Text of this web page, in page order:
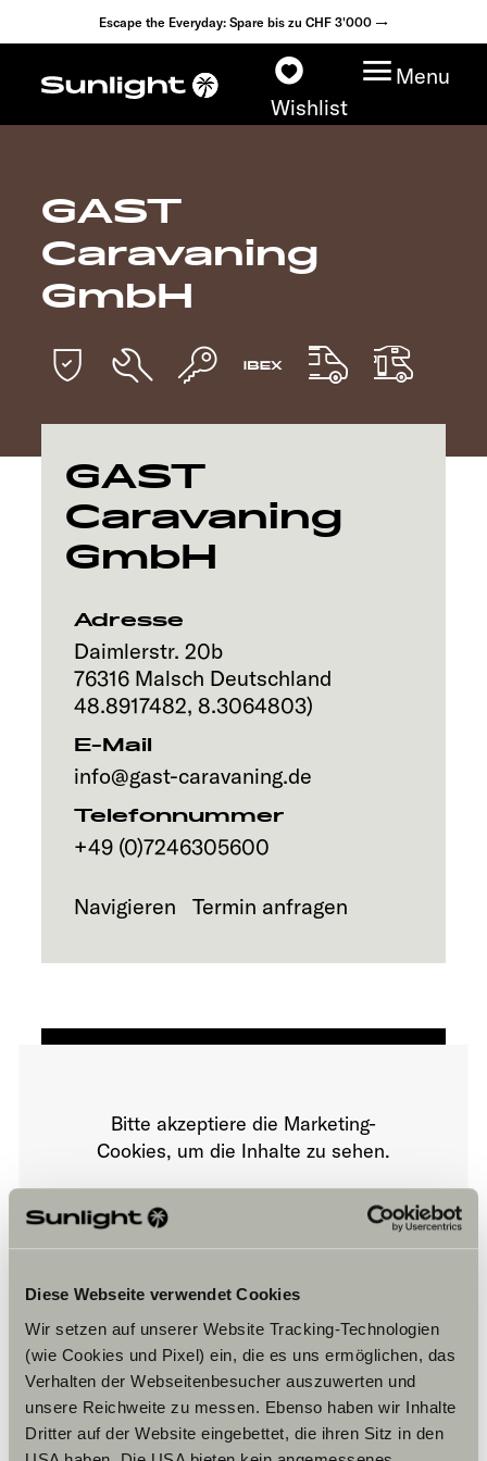
Diese Webseite verwendet Cookies
Wir setzen auf unserer Website Tracking-Technologien
(wie Cookies und Pixel) ein, die es uns ermöglichen, das
Verhalten der Webseitenbesucher auszuwerten und
unsere Reichweite zu messen. Ebenso haben wir Inhalte
Dritter auf der Website eingebettet, die ihren Sitz in den
Escape the Everyday: Spare bis zu CHF 3'000 →
Wishlist
Menu
Modelle
Konfigurator
Fahrzeugfinder
Explore
Service
GAST
Caravaning
GmbH
GAST
Caravaning
GmbH
Adresse
Daimlerstr. 20b
76316 Malsch Deutschland
48.8917482, 8.3064803)
E-Mail
info@gast-caravaning.de
Telefonnummer
+49 (0)7246305600
Navigieren Termin anfragen
Öffnungszeiten
Bitte akzeptiere die Marketing-
Cookies, um die Inhalte zu sehen.
Cookie-Einstellungen